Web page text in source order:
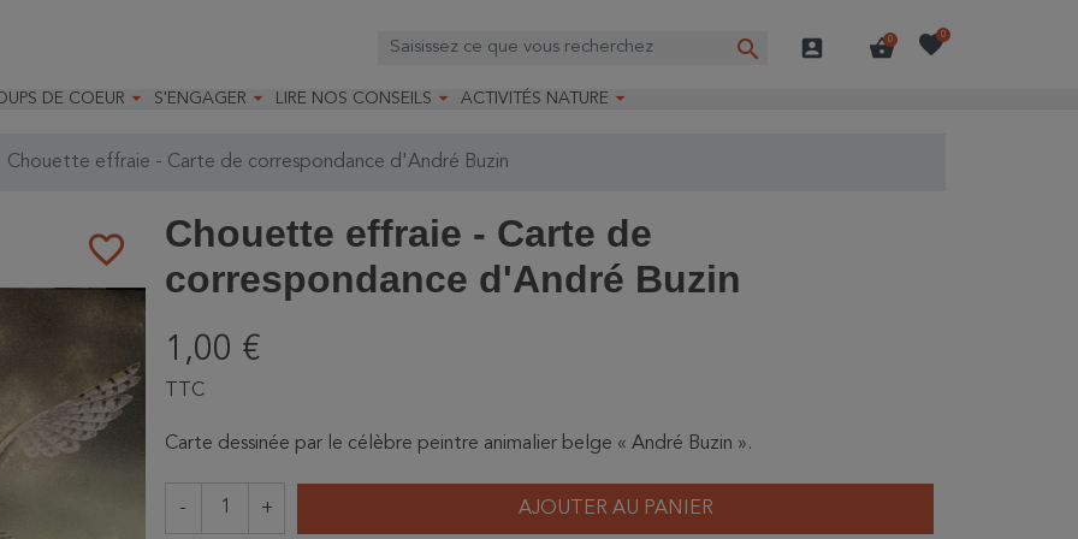
search account_box shopping_basket
0 favorite0
DE COEUR  S'ENGAGER 
Faire un legs
LIRE NOS CONSEILS 
Installer un abreuvoir
ACTIVITÉS NATURE 
Formations longues
Chouette effraie - Carte de correspondance d'André Buzin
favorite_border
Chouette effraie - Carte de
correspondance d'André Buzin
1,00 €
TTC
Carte dessinée par le célèbre peintre animalier belge « André Buzin ».
- + AJOUTER AU PANIER